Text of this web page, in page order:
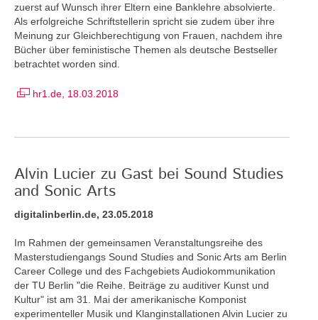
zuerst auf Wunsch ihrer Eltern eine Banklehre absolvierte.
Als erfolgreiche Schriftstellerin spricht sie zudem über ihre
Meinung zur Gleichberechtigung von Frauen, nachdem ihre
Bücher über feministische Themen als deutsche Bestseller
betrachtet worden sind.
hr1.de, 18.03.2018
Alvin Lucier zu Gast bei Sound Studies
and Sonic Arts
digitalinberlin.de, 23.05.2018
Im Rahmen der gemeinsamen Veranstaltungsreihe des
Masterstudiengangs Sound Studies and Sonic Arts am Berlin
Career College und des Fachgebiets Audiokommunikation
der TU Berlin "die Reihe. Beiträge zu auditiver Kunst und
Kultur" ist am 31. Mai der amerikanische Komponist
experimenteller Musik und Klanginstallationen Alvin Lucier zu